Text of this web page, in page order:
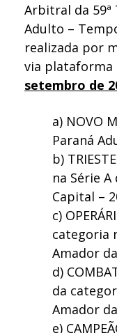
Arbitral da 59ª
Adulto –
realizada por
via plataforma
setembro de
a) NOVO
Paraná
b)
na Série
Capital –
c)
categoria
Amador
d)
da
Amador
e)